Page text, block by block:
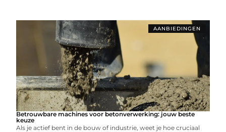
AANBIEDINGEN
Betrouwbare machines voor betonverwerking: jouw beste
keuze
Als je actief bent in de bouw of industrie, weet je hoe cruciaal